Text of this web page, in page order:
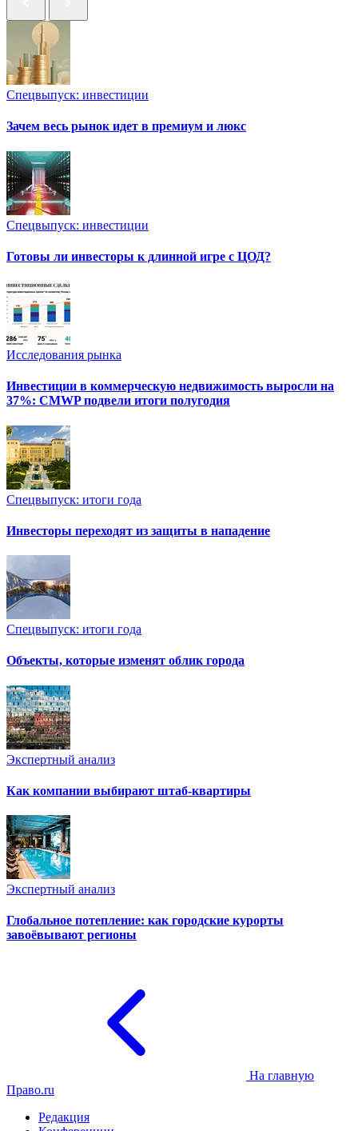
Спецвыпуск: инвестиции
Зачем весь рынок идет в премиум и люкс
Спецвыпуск: инвестиции
Готовы ли инвесторы к длинной игре с ЦОД?
Исследования рынка
Инвестиции в коммерческую недвижимость выросли на
37%: CMWP подвели итоги полугодия
Спецвыпуск: итоги года
Инвесторы переходят из защиты в нападение
Спецвыпуск: итоги года
Объекты, которые изменят облик города
Экспертный анализ
Как компании выбирают штаб-квартиры
Экспертный анализ
Глобальное потепление: как городские курорты
завоёвывают регионы
На главную
Право.ru
Редакция